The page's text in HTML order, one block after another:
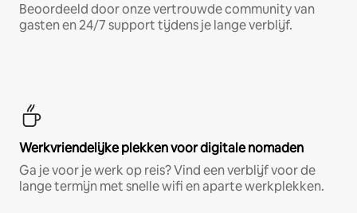
Beoordeeld door onze vertrouwde community van
gasten en 24/7 support tijdens je lange verblijf.
Werkvriendelijke plekken voor digitale nomaden
Ga je voor je werk op reis? Vind een verblijf voor de
lange termijn met snelle wifi en aparte werkplekken.